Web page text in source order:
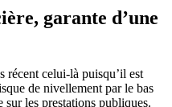
garante d’une
récent celui-là puisqu’il est
de nivellement par le bas
les prestations publiques.